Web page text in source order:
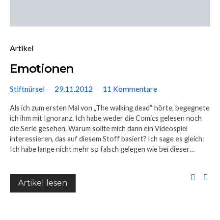
Artikel
Emotionen
Stiftnürsel 29.11.2012 11 Kommentare
Als ich zum ersten Mal von „The walking dead“ hörte, begegnete
ich ihm mit Ignoranz. Ich habe weder die Comics gelesen noch
die Serie gesehen. Warum sollte mich dann ein Videospiel
interessieren, das auf diesem Stoff basiert? Ich sage es gleich:
Ich habe lange nicht mehr so falsch gelegen wie bei dieser…
Artikel lesen